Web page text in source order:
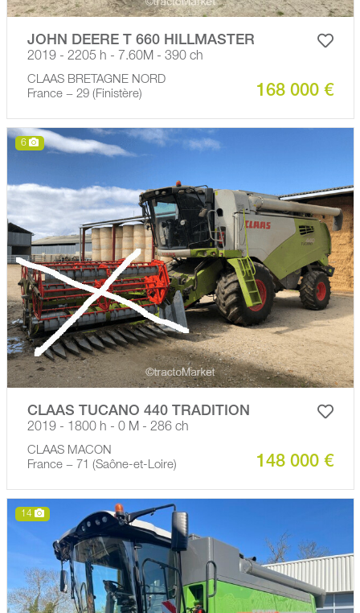
JOHN DEERE T 660 HILLMASTER
2019 - 2205 h - 7.60M - 390 ch
CLAAS BRETAGNE NORD
France − 29 (Finistère)
168 000 €
6
CLAAS TUCANO 440 TRADITION
2019 - 1800 h - 0 M - 286 ch
CLAAS MACON
France − 71 (Saône-et-Loire)
148 000 €
14